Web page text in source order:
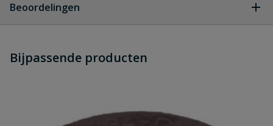
dit product?
Beoordelingen
Schrijf zelf een beoordeling
Uw waardering:
Bijpassende producten